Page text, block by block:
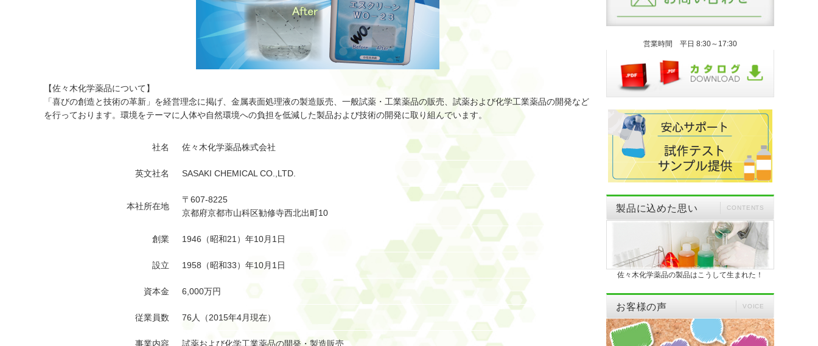
【佐々木化学薬品について】
「喜びの創造と技術の革新」を経営理念に掲げ、金属表面処理液の製造販売、一般試薬・工業薬品の販売、試薬および化学工業薬品の開発など
を行っております。環境をテーマに人体や自然環境への負担を低減した製品および技術の開発に取り組んでいます。
社名 佐々木化学薬品株式会社
英文社名 SASAKI CHEMICAL CO.,LTD.
本社所在地
〒607-8225
京都府京都市山科区勧修寺西北出町10
創業 1946（昭和21）年10月1日
設立 1958（昭和33）年10月1日
資本金 6,000万円
従業員数 76人（2015年4月現在）
事業内容 試薬および化学工業薬品の開発・製造販売
営業時間 平日 8:30～17:30
製品に込めた思い CONTENTS
佐々木化学薬品の製品はこうして生まれた！
お客様の声 VOICE